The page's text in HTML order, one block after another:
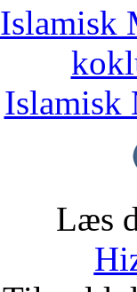
Islamisk
Islamisk
Læs